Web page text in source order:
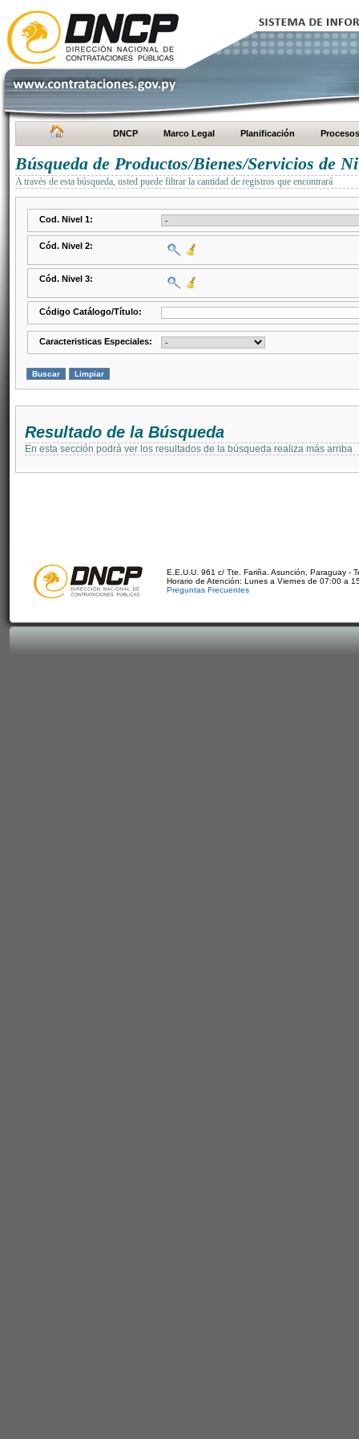
DNCP Marco Legal Planificación Procesos
Búsqueda de Productos/Bienes/Servicios de
A través de esta búsqueda, usted puede filtrar la cantidad de registros que encontrará
Cod. Nivel 1:
Cód. Nivel 2:
Cód. Nivel 3:
Código Catálogo/Título:
Caracteristicas Especiales:
Resultado de la Búsqueda
En esta sección podrá ver los resultados de la búsqueda realiza más arriba
E.E.U.U. 961 c/ Tte. Fariña. Asunción, Paraguay -
Horario de Atención: Lunes a Viernes de 07:00 a
Preguntas Frecuentes